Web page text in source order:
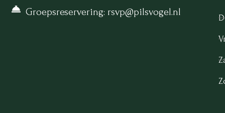
Groepsreservering: rsvp@pilsvogel.nl